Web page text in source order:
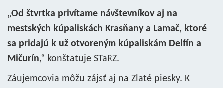
„Od štvrtka privítame návštevníkov aj na
mestských kúpaliskách Krasňany a Lamač, ktoré
sa pridajú k už otvoreným kúpaliskám Delfín a
Mičurín,“ konštatuje STaRZ.
Záujemcovia môžu zájsť aj na Zlaté piesky. K